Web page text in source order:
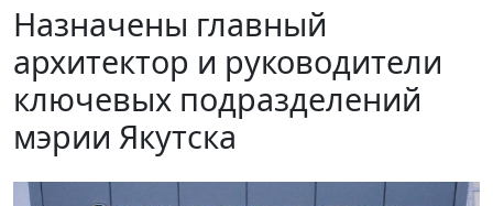
Назначены главный
архитектор и руководители
ключевых подразделений
мэрии Якутска